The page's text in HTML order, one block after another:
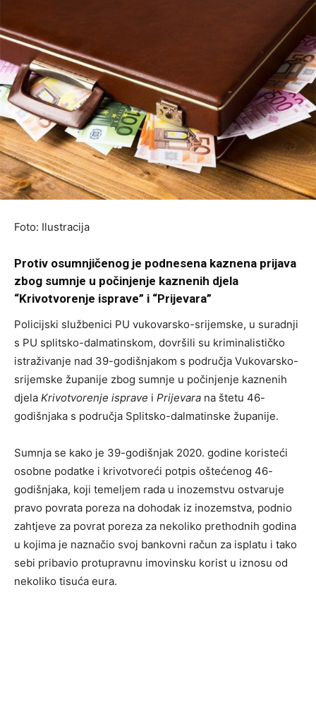
Foto: Ilustracija
Protiv osumnjičenog je podnesena kaznena prijava
zbog sumnje u počinjenje kaznenih djela
“Krivotvorenje isprave” i “Prijevara”
Policijski službenici PU vukovarsko-srijemske, u suradnji
s PU splitsko-dalmatinskom, dovršili su kriminalističko
istraživanje nad 39-godišnjakom s područja Vukovarsko-
srijemske županije zbog sumnje u počinjenje kaznenih
djela Krivotvorenje isprave i Prijevara na štetu 46-
godišnjaka s područja Splitsko-dalmatinske županije.
Sumnja se kako je 39-godišnjak 2020. godine koristeći
osobne podatke i krivotvoreći potpis oštećenog 46-
godišnjaka, koji temeljem rada u inozemstvu ostvaruje
pravo povrata poreza na dohodak iz inozemstva, podnio
zahtjeve za povrat poreza za nekoliko prethodnih godina
u kojima je naznačio svoj bankovni račun za isplatu i tako
sebi pribavio protupravnu imovinsku korist u iznosu od
nekoliko tisuća eura.